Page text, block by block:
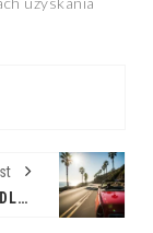
KABRIOLETY: PORADNIK DLA FANA JAZDY Z WIATREM WE WŁOSACH